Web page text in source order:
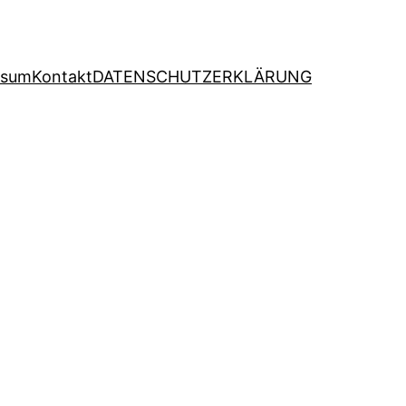
KontaktDATENSCHUTZERKLÄRUNG